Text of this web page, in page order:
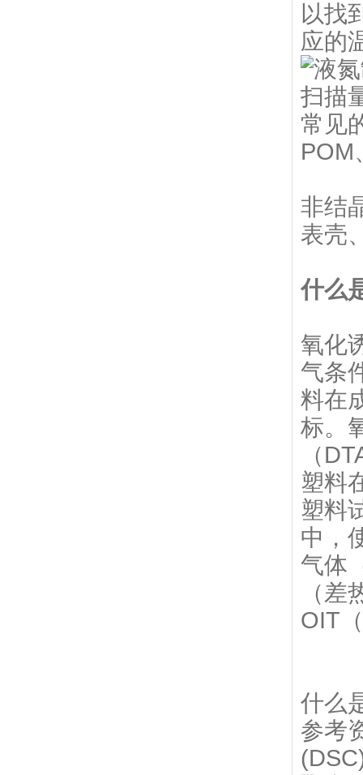
以找
应的
常见
POM
非结
表壳
什么
氧化
气条
料在
标。
（
塑料
塑料
中，
气体
（
OIT
什么
参考